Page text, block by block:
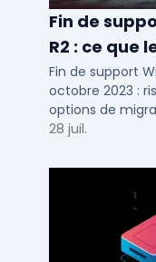
Fin de
R2 : ce que
savoir
Fin de support
octobre 2023 :
options de
pour TPE, PME et
28 juil.